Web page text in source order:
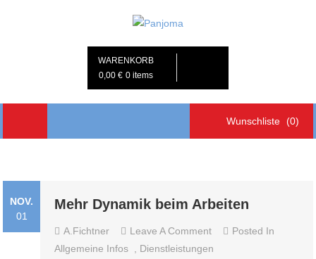
der Nördl. Oberpfalz
WARENKORB
0,00 € 0 items
Wunschliste (0)
NOV.
01
Mehr Dynamik beim Arbeiten
A.fichtner Leave A CommentOn
Mehr
Posted In
Allgemeine Infos
Dienstleistungen